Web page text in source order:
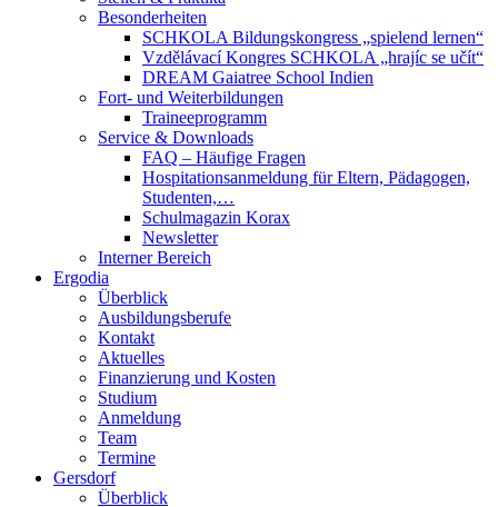
Besonderheiten
SCHKOLA Bildungskongress „spielend lernen“
Vzdělávací Kongres SCHKOLA „hrajíc se učít“
DREAM Gaiatree School Indien
Fort- und Weiterbildungen
Traineeprogramm
Service & Downloads
FAQ – Häufige Fragen
Hospitationsanmeldung für Eltern, Pädagogen,
Studenten,…
Schulmagazin Korax
Newsletter
Interner Bereich
Ergodia
Überblick
Ausbildungsberufe
Kontakt
Aktuelles
Finanzierung und Kosten
Studium
Anmeldung
Team
Termine
Gersdorf
Überblick